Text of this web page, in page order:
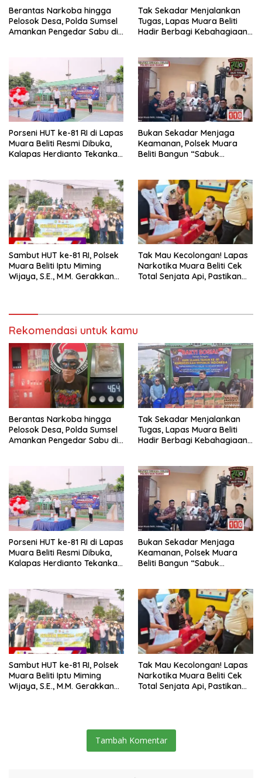
Berantas Narkoba hingga
Pelosok Desa, Polda Sumsel
Amankan Pengedar Sabu di
Tak Sekadar Menjalankan
Tugas, Lapas Muara Beliti
Hadir Berbagi Kebahagiaan
Porseni HUT ke-81 RI di Lapas
Muara Beliti Resmi Dibuka,
Kalapas Herdianto Tekankan
Bukan Sekadar Menjaga
Keamanan, Polsek Muara
Beliti Bangun “Sabuk
Sambut HUT ke-81 RI, Polsek
Muara Beliti Iptu Miming
Wijaya, S.E., M.M. Gerakkan
Tak Mau Kecolongan! Lapas
Narkotika Muara Beliti Cek
Total Senjata Api, Pastikan
Rekomendasi untuk kamu
Berantas Narkoba hingga
Pelosok Desa, Polda Sumsel
Amankan Pengedar Sabu di
Tak Sekadar Menjalankan
Tugas, Lapas Muara Beliti
Hadir Berbagi Kebahagiaan
Porseni HUT ke-81 RI di Lapas
Muara Beliti Resmi Dibuka,
Kalapas Herdianto Tekankan
Bukan Sekadar Menjaga
Keamanan, Polsek Muara
Beliti Bangun “Sabuk
Sambut HUT ke-81 RI, Polsek
Muara Beliti Iptu Miming
Wijaya, S.E., M.M. Gerakkan
Tak Mau Kecolongan! Lapas
Narkotika Muara Beliti Cek
Total Senjata Api, Pastikan
Tambah Komentar